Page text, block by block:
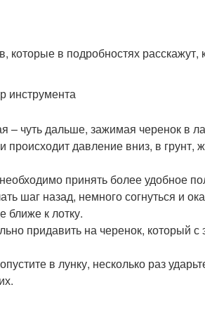
в подробностях расскажут,
инструмента
– чуть дальше, зажимая черенок в
давление вниз, в грунт,
принять более удобное
шаг назад, немного согнуться и
ближе к лотку.
придавить на черенок, который
в лунку, несколько раз